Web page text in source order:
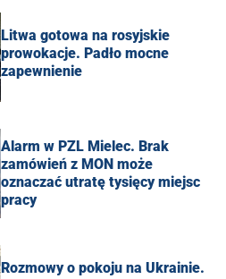
Litwa gotowa na rosyjskie
prowokacje. Padło mocne
zapewnienie
Alarm w PZL Mielec. Brak
zamówień z MON może
oznaczać utratę tysięcy miejsc
pracy
Rozmowy o pokoju na Ukrainie.